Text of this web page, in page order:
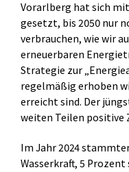
Vorarlberg hat sich
gesetzt, bis 2050 nur
verbrauchen, wie wir
erneuerbaren
Strategie zur
regelmäßig erhoben
erreicht sind. Der
weiten Teilen positive
Im Jahr 2024
Wasserkraft, 5